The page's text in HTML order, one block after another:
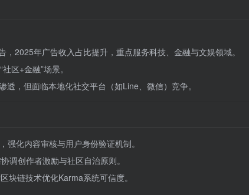
2025年广告收入占比提升，重点服务科技、金融与文娱领域。
区+金融”场景。
透，但面临本地化社交平台（如Line、微信）竞争。
强化内容审核与用户身份验证机制。
调创作者激励与社区自治原则。
块链技术优化Karma系统可信度。